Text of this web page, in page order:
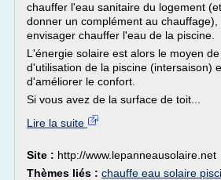
chauffer l'eau sanitaire du logement
donner un complément au
envisager chauffer l'eau de la piscine.
L'énergie solaire est alors le moyen
d'utilisation de la piscine (intersaison)
d'améliorer le confort.
Si vous avez de la surface de toit...
Lire la suite
Site : http://www.lepanneausolaire.net
Thèmes liés : chauffe eau solaire